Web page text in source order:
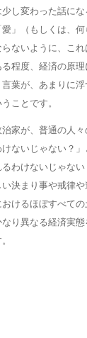
し変わった話に
」（もしくは、何
ないように、こ
程度、経済の原
葉が、あまりに
ことです。
家が、普通の人
ないじゃない？
わけないじゃな
決まり事や戒律や
けるほぼすべての
り異なる経済実